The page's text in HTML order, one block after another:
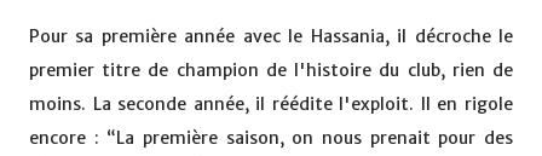
Pour sa première année avec le Hassania, il décroche le
premier titre de champion de l'histoire du club, rien de
moins. La seconde année, il réédite l'exploit. Il en rigole
encore : “La première saison, on nous prenait pour des